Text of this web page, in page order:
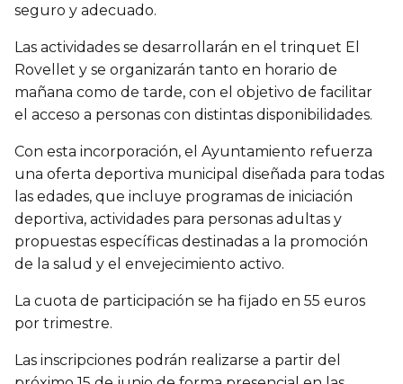
seguro y adecuado.
Las actividades se desarrollarán en el trinquet El
Rovellet y se organizarán tanto en horario de
mañana como de tarde, con el objetivo de facilitar
el acceso a personas con distintas disponibilidades.
Con esta incorporación, el Ayuntamiento refuerza
una oferta deportiva municipal diseñada para todas
las edades, que incluye programas de iniciación
deportiva, actividades para personas adultas y
propuestas específicas destinadas a la promoción
de la salud y el envejecimiento activo.
La cuota de participación se ha fijado en 55 euros
por trimestre.
Las inscripciones podrán realizarse a partir del